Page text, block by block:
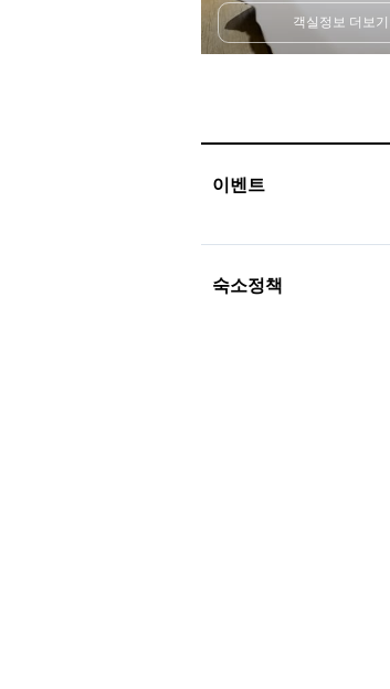
객실정보 더보기
이벤트
숙소정책